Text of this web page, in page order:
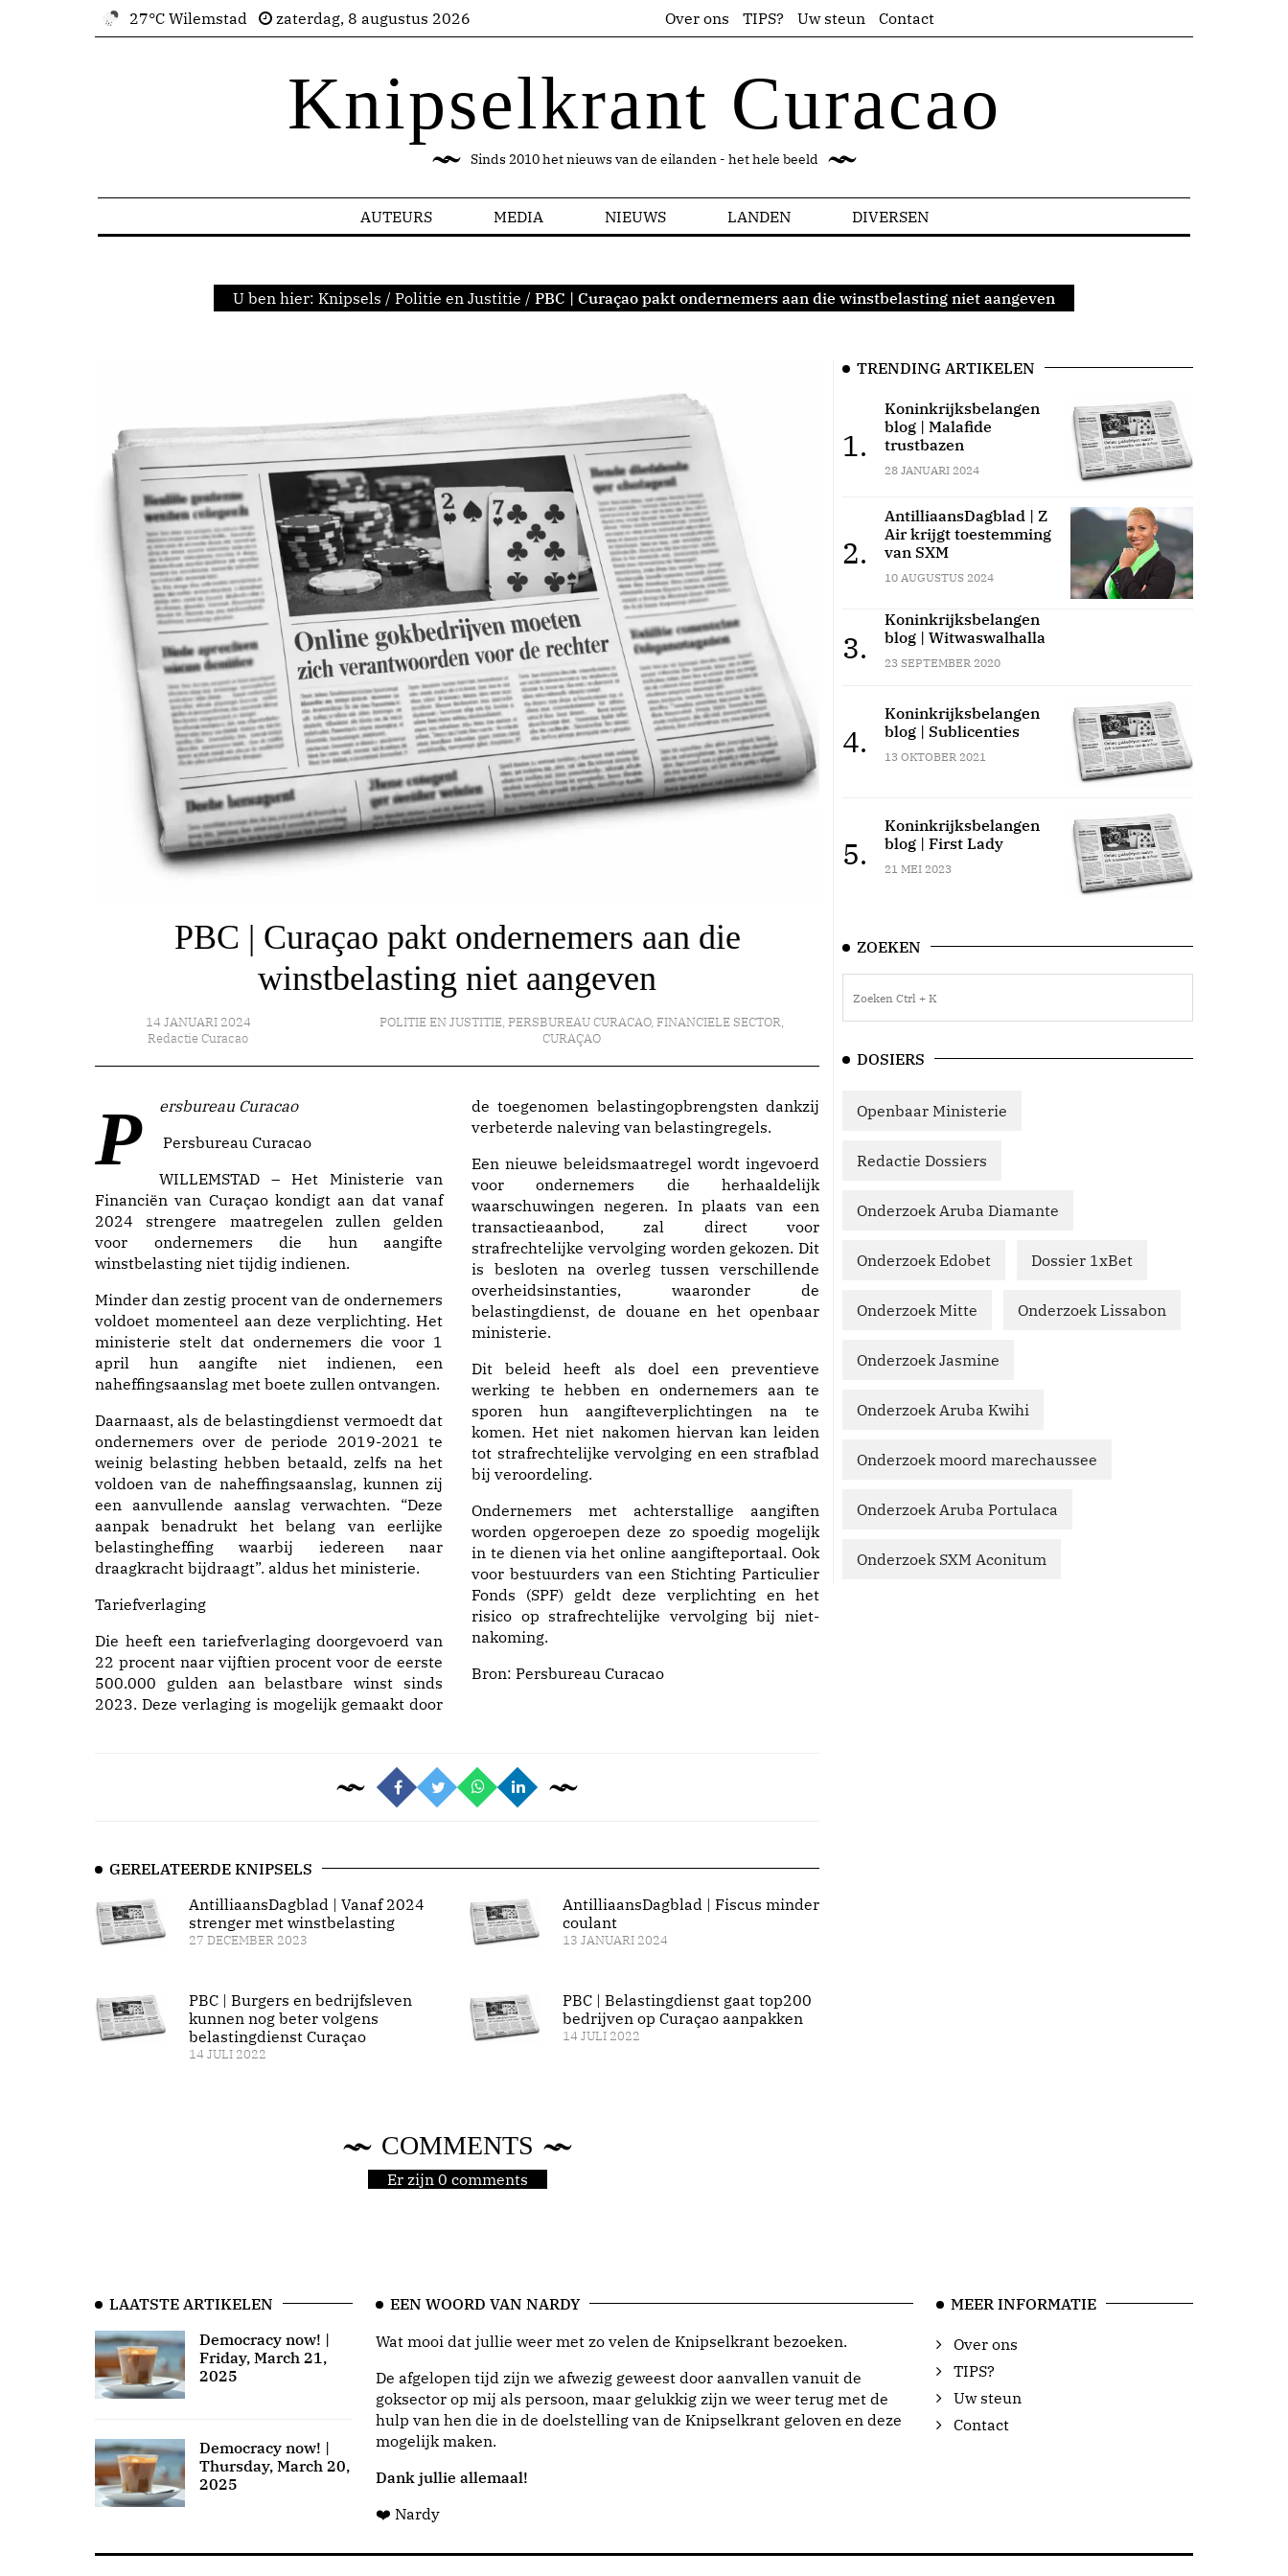
27°C Wilemstad zaterdag, 8 augustus 2026 Over ons TIPS? Uw steun Contact
Knipselkrant Curacao
Sinds 2010 het nieuws van de eilanden - het hele beeld
AUTEURS MEDIA NIEUWS LANDEN DIVERSEN
U ben hier: Knipsels / Politie en Justitie / PBC | Curaçao pakt ondernemers aan die winstbelasting niet aangeven
PBC | Curaçao pakt ondernemers aan die
winstbelasting niet aangeven
14 JANUARI 2024
Redactie Curacao
POLITIE EN JUSTITIE, PERSBUREAU CURACAO, FINANCIELE SECTOR,
CURAÇAO
Persbureau Curacao
Persbureau Curacao
WILLEMSTAD – Het Ministerie van
Financiën van Curaçao kondigt aan dat vanaf
2024 strengere maatregelen zullen gelden
voor ondernemers die hun aangifte
winstbelasting niet tijdig indienen.
Minder dan zestig procent van de ondernemers
voldoet momenteel aan deze verplichting. Het
ministerie stelt dat ondernemers die voor 1
april hun aangifte niet indienen, een
naheffingsaanslag met boete zullen ontvangen.
Daarnaast, als de belastingdienst vermoedt dat
ondernemers over de periode 2019-2021 te
weinig belasting hebben betaald, zelfs na het
voldoen van de naheffingsaanslag, kunnen zij
een aanvullende aanslag verwachten. “Deze
aanpak benadrukt het belang van eerlijke
belastingheffing waarbij iedereen naar
draagkracht bijdraagt”. aldus het ministerie.
Tariefverlaging
Die heeft een tariefverlaging doorgevoerd van
22 procent naar vijftien procent voor de eerste
500.000 gulden aan belastbare winst sinds
2023. Deze verlaging is mogelijk gemaakt door
de toegenomen belastingopbrengsten dankzij
verbeterde naleving van belastingregels.
Een nieuwe beleidsmaatregel wordt ingevoerd
voor ondernemers die herhaaldelijk
waarschuwingen negeren. In plaats van een
transactieaanbod, zal direct voor
strafrechtelijke vervolging worden gekozen. Dit
is besloten na overleg tussen verschillende
overheidsinstanties, waaronder de
belastingdienst, de douane en het openbaar
ministerie.
Dit beleid heeft als doel een preventieve
werking te hebben en ondernemers aan te
sporen hun aangifteverplichtingen na te
komen. Het niet nakomen hiervan kan leiden
tot strafrechtelijke vervolging en een strafblad
bij veroordeling.
Ondernemers met achterstallige aangiften
worden opgeroepen deze zo spoedig mogelijk
in te dienen via het online aangifteportaal. Ook
voor bestuurders van een Stichting Particulier
Fonds (SPF) geldt deze verplichting en het
risico op strafrechtelijke vervolging bij niet-
nakoming.
Bron: Persbureau Curacao
GERELATEERDE KNIPSELS
AntilliaansDagblad | Vanaf 2024
strenger met winstbelasting
27 DECEMBER 2023
PBC | Burgers en bedrijfsleven
kunnen nog beter volgens
belastingdienst Curaçao
14 JULI 2022
AntilliaansDagblad | Fiscus minder
coulant
13 JANUARI 2024
PBC | Belastingdienst gaat top200
bedrijven op Curaçao aanpakken
14 JULI 2022
COMMENTS
Er zijn 0 comments
TRENDING ARTIKELEN
1.
Koninkrijksbelangen
blog | Malafide
trustbazen
28 JANUARI 2024
2.
AntilliaansDagblad | Z
Air krijgt toestemming
van SXM
10 AUGUSTUS 2024
3.
Koninkrijksbelangen
blog | Witwaswalhalla
23 SEPTEMBER 2020
4.
Koninkrijksbelangen
blog | Sublicenties
13 OKTOBER 2021
5.
Koninkrijksbelangen
blog | First Lady
21 MEI 2023
ZOEKEN
DOSIERS
Openbaar Ministerie
Redactie Dossiers
Onderzoek Aruba Diamante
Onderzoek Edobet Dossier 1xBet
Onderzoek Mitte Onderzoek Lissabon
Onderzoek Jasmine
Onderzoek Aruba Kwihi
Onderzoek moord marechaussee
Onderzoek Aruba Portulaca
Onderzoek SXM Aconitum
LAATSTE ARTIKELEN
Democracy now! |
Friday, March 21,
2025
Democracy now! |
Thursday, March 20,
2025
EEN WOORD VAN NARDY
Wat mooi dat jullie weer met zo velen de Knipselkrant bezoeken.
De afgelopen tijd zijn we afwezig geweest door aanvallen vanuit de
goksector op mij als persoon, maar gelukkig zijn we weer terug met de
hulp van hen die in de doelstelling van de Knipselkrant geloven en deze
mogelijk maken.
Dank jullie allemaal!
❤️ Nardy
MEER INFORMATIE
Over ons
TIPS?
Uw steun
Contact